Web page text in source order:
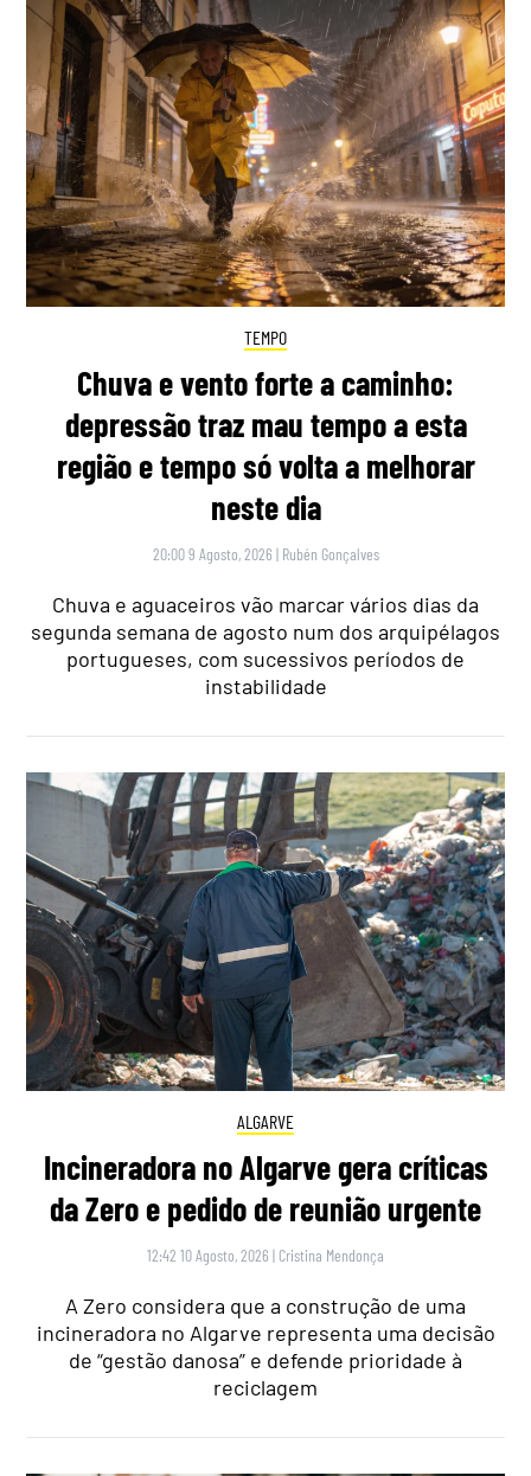
TEMPO
Chuva e vento forte a caminho:
depressão traz mau tempo a esta
região e tempo só volta a melhorar
neste dia
20:00 9 Agosto, 2026 | Rubén Gonçalves
Chuva e aguaceiros vão marcar vários dias da
segunda semana de agosto num dos arquipélagos
portugueses, com sucessivos períodos de
instabilidade
ALGARVE
Incineradora no Algarve gera críticas
da Zero e pedido de reunião urgente
12:42 10 Agosto, 2026 | Cristina Mendonça
A Zero considera que a construção de uma
incineradora no Algarve representa uma decisão
de “gestão danosa” e defende prioridade à
reciclagem